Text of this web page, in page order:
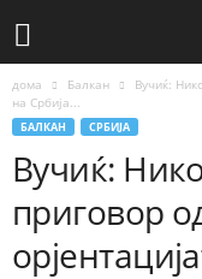
дома Балкан
Вучиќ:
на Србија...
БАЛКАН СРБИЈА
Вучиќ:
приговор